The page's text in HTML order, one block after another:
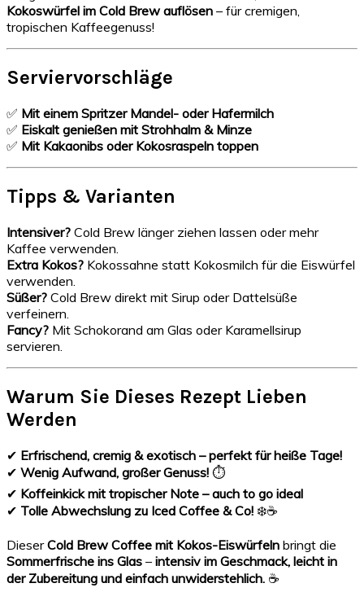
Kokoswürfel im Cold Brew auflösen – für cremigen,
tropischen Kaffeegenuss!
Serviervorschläge
✅ Mit einem Spritzer Mandel- oder Hafermilch
✅ Eiskalt genießen mit Strohhalm & Minze
✅ Mit Kakaonibs oder Kokosraspeln toppen
Tipps & Varianten
Intensiver? Cold Brew länger ziehen lassen oder mehr
Kaffee verwenden.
Extra Kokos? Kokossahne statt Kokosmilch für die Eiswürfel
verwenden.
Süßer? Cold Brew direkt mit Sirup oder Dattelsüße
verfeinern.
Fancy? Mit Schokorand am Glas oder Karamellsirup
servieren.
Warum Sie Dieses Rezept Lieben
Werden
✔ Erfrischend, cremig & exotisch – perfekt für heiße Tage!
✔ Wenig Aufwand, großer Genuss! ⏱
✔ Koffeinkick mit tropischer Note – auch to go ideal
✔ Tolle Abwechslung zu Iced Coffee & Co! ❄️☕
DieserCold Brew Coffee mit Kokos-Eiswürfeln bringt die
Sommerfrische ins Glas – intensiv im Geschmack, leicht in
der Zubereitung und einfach unwiderstehlich. ☕